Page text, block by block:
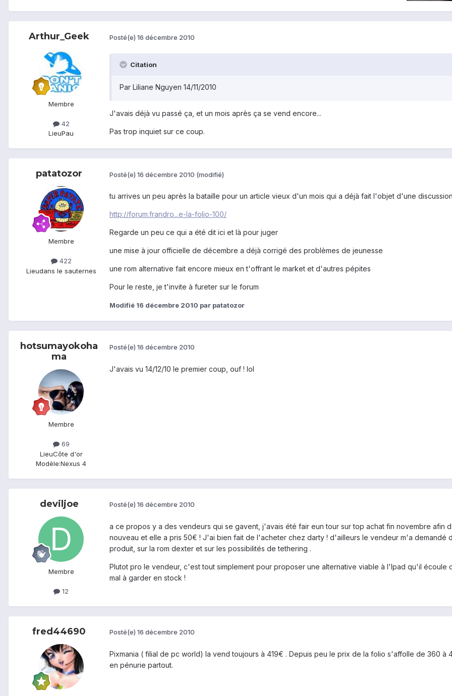
Arthur_Geek
Membre
42
LieuPau
Posté(e) 16 décembre 2010
Citation
Par Liliane Nguyen 14/11/2010
J'avais déjà vu passé ça, et un mois après ça se vend encore...
Pas trop inquiet sur ce coup.
patatozor
Membre
422
Lieudans le sauternes
Posté(e) 16 décembre 2010 (modifié)
tu arrives un peu après la bataille pour un article vieux d'un mois qui a déjà fait l'objet d'une
http://forum.frandro...e-la-folio-100/
Regarde un peu ce qui a été dit ici et là pour juger
une mise à jour officielle de décembre a déjà corrigé des problèmes de jeunesse
une rom alternative fait encore mieux en t'offrant le market et d'autres pépites
Pour le reste, je t'invite à fureter sur le forum
Modifié 16 décembre 2010 par patatozor
hotsumayokoha
ma
Membre
69
LieuCôte d'or
Modèle:Nexus 4
Posté(e) 16 décembre 2010
J'avais vu 14/12/10 le premier coup, ouf ! lol
deviljoe
Membre
12
Posté(e) 16 décembre 2010
a ce propos y a des vendeurs qui se gavent, j'avais été fair eun tour sur top achat fin novembre
nouveau et elle a pris 50€ ! J'ai bien fait de l'acheter chez darty ! d'ailleurs le vendeur m'a demandé
produit, sur la rom dexter et sur les possibilités de tethering .
Plutot pro le vendeur, c'est tout simplement pour proposer une alternative viable à l'Ipad qu'il écoule
mal à garder en stock !
fred44690 Posté(e) 16 décembre 2010
Pixmania ( filial de pc world) la vend toujours à 419€ . Depuis peu le prix de la folio s'affolle de 360
en pénurie partout.